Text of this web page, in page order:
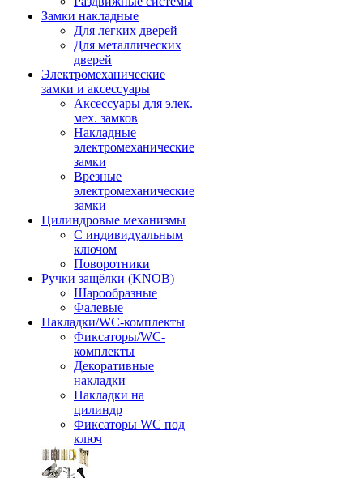
Замки накладные
Для легких дверей
Для металлических
дверей
Электромеханические
замки и аксессуары
Аксессуары для элек.
мех. замков
Накладные
электромеханические
замки
Врезные
электромеханические
замки
Цилиндровые механизмы
С индивидуальным
ключом
Поворотники
Ручки защёлки (KNOB)
Шарообразные
Фалевые
Накладки/WC-комплекты
Фиксаторы/WC-
комплекты
Декоративные
накладки
Накладки на
цилиндр
Фиксаторы WC под
ключ